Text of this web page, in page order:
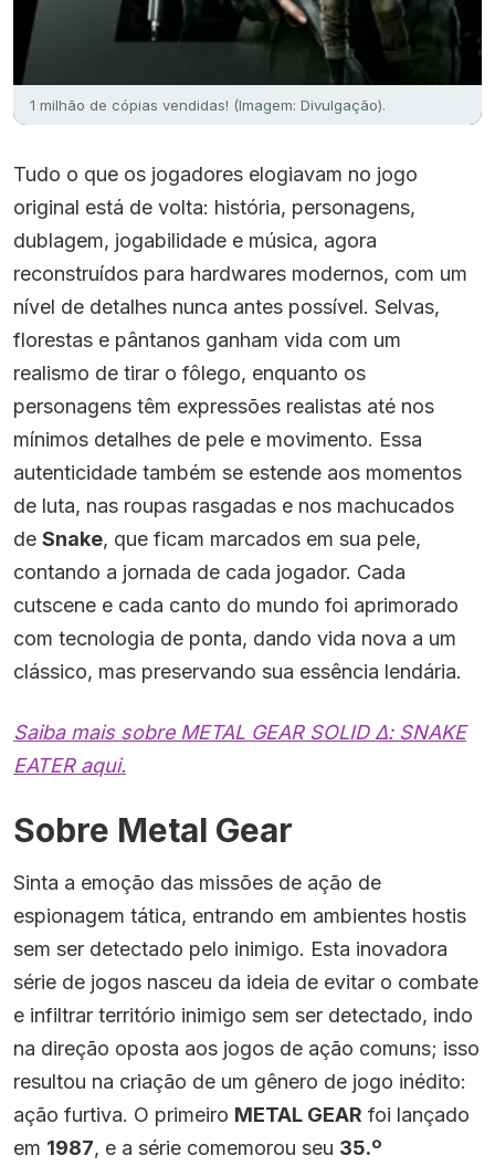
1 milhão de cópias vendidas! (Imagem: Divulgação).
Tudo o que os jogadores elogiavam no jogo
original está de volta: história, personagens,
dublagem, jogabilidade e música, agora
reconstruídos para hardwares modernos, com um
nível de detalhes nunca antes possível. Selvas,
florestas e pântanos ganham vida com um
realismo de tirar o fôlego, enquanto os
personagens têm expressões realistas até nos
mínimos detalhes de pele e movimento. Essa
autenticidade também se estende aos momentos
de luta, nas roupas rasgadas e nos machucados
de Snake, que ficam marcados em sua pele,
contando a jornada de cada jogador. Cada
cutscene e cada canto do mundo foi aprimorado
com tecnologia de ponta, dando vida nova a um
clássico, mas preservando sua essência lendária.
Saiba mais sobre METAL GEAR SOLID Δ: SNAKE
EATER aqui.
Sobre Metal Gear
Sinta a emoção das missões de ação de
espionagem tática, entrando em ambientes hostis
sem ser detectado pelo inimigo. Esta inovadora
série de jogos nasceu da ideia de evitar o combate
e infiltrar território inimigo sem ser detectado, indo
na direção oposta aos jogos de ação comuns; isso
resultou na criação de um gênero de jogo inédito:
ação furtiva. O primeiro METAL GEAR foi lançado
em 1987, e a série comemorou seu 35.º